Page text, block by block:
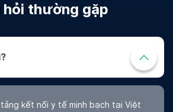
hỏi thường gặp
tảng kết nối y tế minh bạch tại Việt